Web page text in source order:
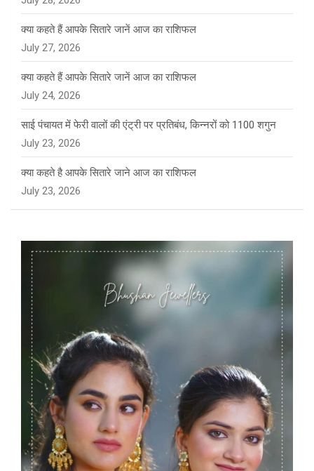
क्या कहते हैं आपके सितारे जानें आज का राशिफल
July 27, 2026
क्या कहते हैं आपके सितारे जानें आज का राशिफल
July 24, 2026
साई पंचायत में फेरी वालों की एंट्री पर प्रतिबंध, किन्नरों को 1100 शगुन
July 23, 2026
क्या कहते है आपके सितारे जाने आज का राशिफल
July 23, 2026